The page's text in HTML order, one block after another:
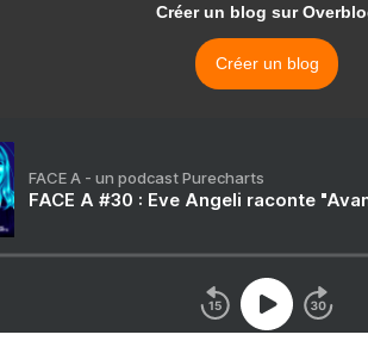
Créer un blog sur
Créer un blog
FACE A - un podcast Purecharts
FACE A #30 : Eve Angeli raconte